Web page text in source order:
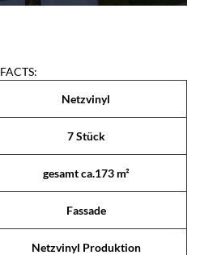
FACTS:
Netzvinyl
7 Stück
gesamt ca.173 m²
Fassade
Netzvinyl Produktion